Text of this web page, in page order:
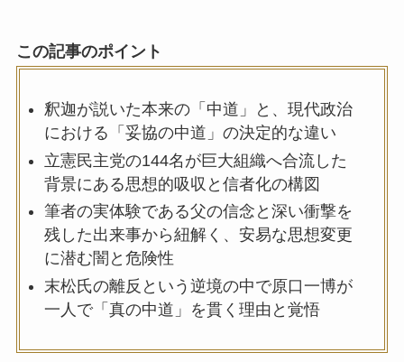
この記事のポイント
釈迦が説いた本来の「中道」と、現代政治
における「妥協の中道」の決定的な違い
立憲民主党の144名が巨大組織へ合流した
背景にある思想的吸収と信者化の構図
筆者の実体験である父の信念と深い衝撃を
残した出来事から紐解く、安易な思想変更
に潜む闇と危険性
末松氏の離反という逆境の中で原口一博が
一人で「真の中道」を貫く理由と覚悟